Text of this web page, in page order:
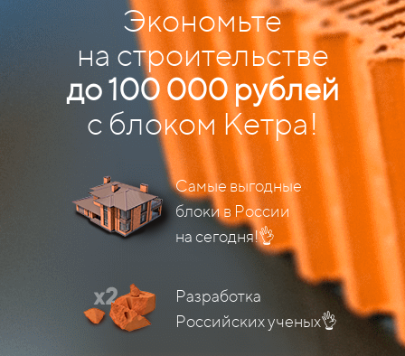
Экономьте
на строительстве
до100 000 рублей
с блоком Кетра!
Самые выгодные
блоки в России
на сегодня!👌
Разработка
Российских ученых👌